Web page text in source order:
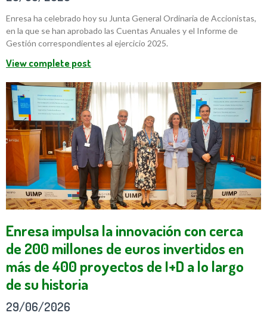
Enresa ha celebrado hoy su Junta General Ordinaria de Accionistas,
en la que se han aprobado las Cuentas Anuales y el Informe de
Gestión correspondientes al ejercicio 2025.
View complete post
Enresa impulsa la innovación con cerca
de 200 millones de euros invertidos en
más de 400 proyectos de I+D a lo largo
de su historia
29/06/2026